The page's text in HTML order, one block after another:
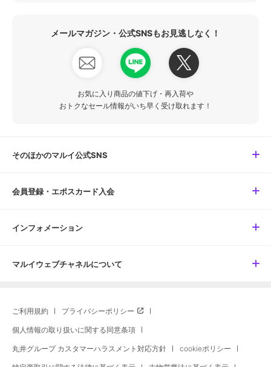
メールマガジン・公式SNSもお見逃しなく！
お気に入り商品の値下げ・再入荷や
おトクなセール情報がいち早く受け取れます！
そのほかのマルイ公式SNS
会員登録・エポスカード入会
インフォメーション
マルイウェブチャネルについて
ご利用規約 プライバシーポリシー
個人情報の取り扱いに関する同意条項
丸井グループ カスタマーハラスメント対応方針 cookieポリシー